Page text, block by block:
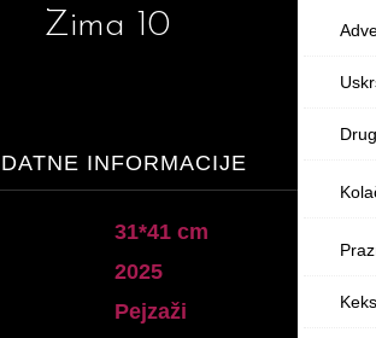
Zima 10
INFORMACIJE
31*41 cm
2025
Pejzaži